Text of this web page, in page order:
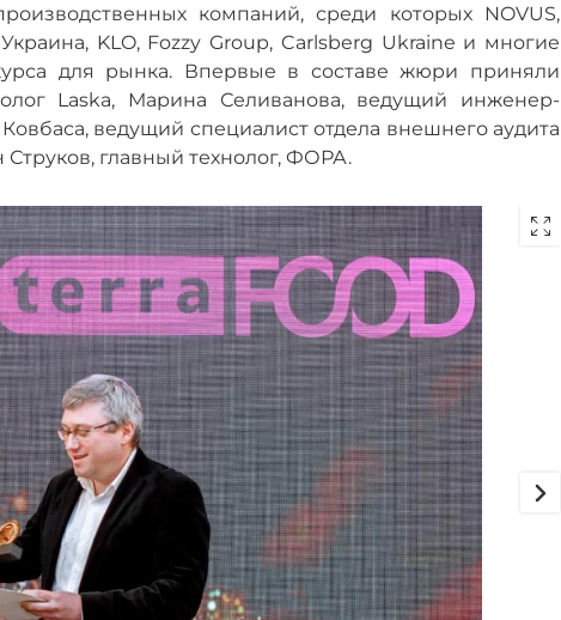
компаний, среди которых NOVUS,
KLO, Fozzy Group, Carlsberg Ukraine и многие
для рынка. Впервые в составе жюри приняли
Laska, Марина Селиванова, ведущий инженер-
ведущий специалист отдела внешнего аудита
Струков, главный технолог, ФОРА.